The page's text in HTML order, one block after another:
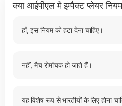
क्या आईपीएल में इम्पैक्ट प्लेयर नियम
हाँ, इस नियम को हटा देना चाहिए।
नहीं, मैच रोमांचक हो जाते हैं।
यह विशेष रूप से भारतीयों के लिए होना